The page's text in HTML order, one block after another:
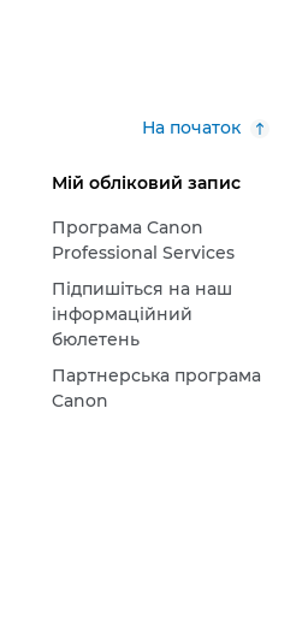
На початок
Мій обліковий запис
Програма Canon
Professional Services
Підпишіться на наш
інформаційний
бюлетень
Партнерська програма
Canon